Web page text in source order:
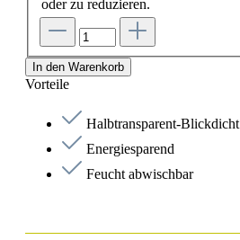
oder zu reduzieren.
In den Warenkorb
Vorteile
Halbtransparent-Blickdicht
Energiesparend
Feucht abwischbar